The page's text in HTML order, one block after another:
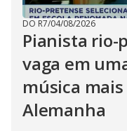
DO R7/04/08/2026
Pianista rio-
vaga em
música
Alemanha